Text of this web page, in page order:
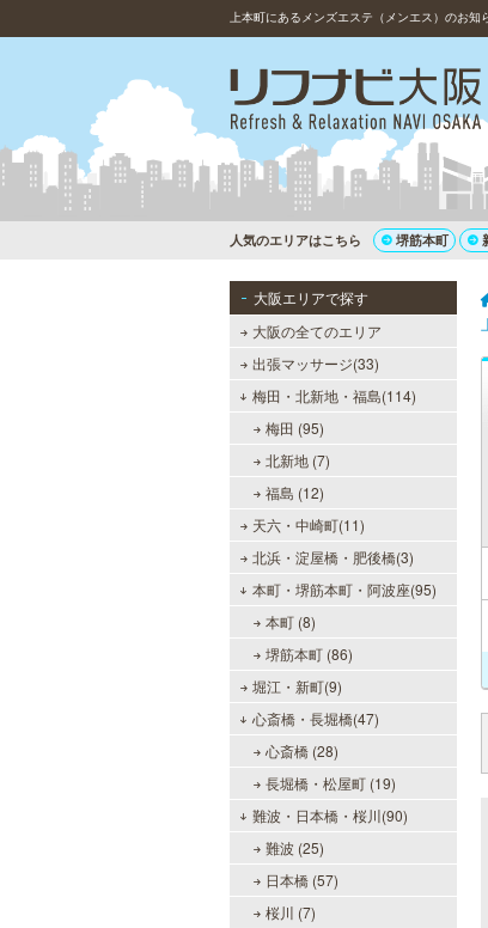
上本町にあるメンズエステ（メンエス）のお知
人気のエリアはこちら 堺筋本町
大阪エリアで探す
大阪の全てのエリア
出張マッサージ(33)
梅田・北新地・福島(114)
梅田 (95)
北新地 (7)
福島 (12)
天六・中崎町(11)
北浜・淀屋橋・肥後橋(3)
本町・堺筋本町・阿波座(95)
本町 (8)
堺筋本町 (86)
堀江・新町(9)
心斎橋・長堀橋(47)
心斎橋 (28)
長堀橋・松屋町 (19)
難波・日本橋・桜川(90)
難波 (25)
日本橋 (57)
桜川 (7)